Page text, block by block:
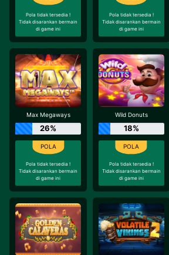
Pola tidak tersedia !
Tidak disarankan bermain
di game ini
Pola tidak tersedia !
Tidak disarankan bermain
di game ini
Max Megaways
26%
Pola tidak tersedia !
Tidak disarankan bermain
di game ini
Wild Donuts
18%
Pola tidak tersedia !
Tidak disarankan bermain
di game ini